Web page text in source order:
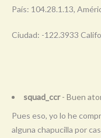
País: 104.28.1.13,
Ciudad: -122.3933
squad_ccr- Buen
Pues eso, yo lo he
alguna chapucilla por